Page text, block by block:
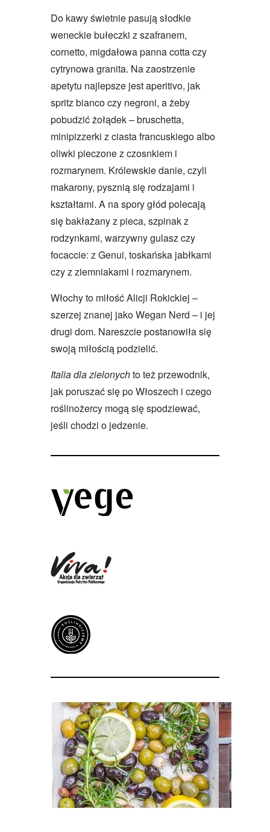
Do kawy świetnie pasują słodkie
weneckie bułeczki z szafranem,
cornetto, migdałowa panna cotta czy
cytrynowa granita. Na zaostrzenie
apetytu najlepsze jest aperitivo, jak
spritz bianco czy negroni, a żeby
pobudzić żołądek – bruschetta,
minipizzerki z ciasta francuskiego albo
oliwki pieczone z czosnkiem i
rozmarynem. Królewskie danie, czyli
makarony, pysznią się rodzajami i
kształtami. A na spory głód polecają
się bakłażany z pieca, szpinak z
rodzynkami, warzywny gulasz czy
focaccie: z Genui, toskańska jabłkami
czy z ziemniakami i rozmarynem.
Włochy to miłość Alicji Rokickiej –
szerzej znanej jako Wegan Nerd – i jej
drugi dom. Nareszcie postanowiła się
swoją miłością podzielić.
Italia dla zielonychto też przewodnik,
jak poruszać się po Włoszech i czego
roślinożercy mogą się spodziewać,
jeśli chodzi o jedzenie.